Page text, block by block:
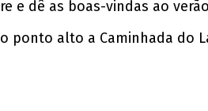
e dê as boas-vindas ao
ponto alto a Caminhada do